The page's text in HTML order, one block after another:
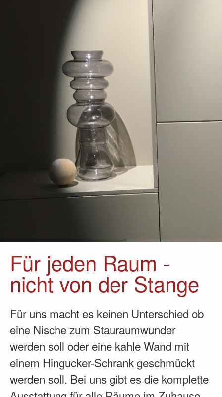
Für jeden Raum -
nicht von der Stange
Für uns macht es keinen Unterschied ob
eine Nische zum Stauraumwunder
werden soll oder eine kahle Wand mit
einem Hingucker-Schrank geschmückt
werden soll. Bei uns gibt es die komplette